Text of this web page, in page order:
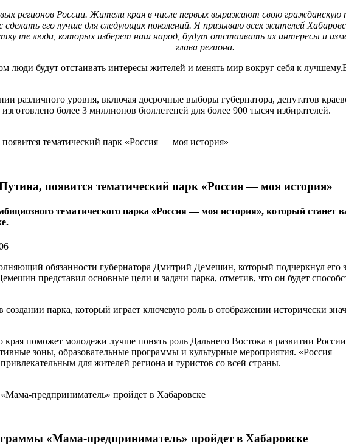
регионов России. Жители края в числе первых выражают свою гражданскую
его лучше для следующих поколений. Я призываю всех жителей
те люди, которых изберет наш народ, будут отстаивать их интересы и
глава региона.
люди будут отстаивать интересы жителей и менять мир вокруг себя к
различного уровня, включая досрочные выборы губернатора, депутатов
более 3 миллионов бюллетеней для более 900 тысяч избирателей.
появится тематический парк «Россия — моя история»
тематического парка «Россия — моя история», который
обязанности губернатора Дмитрий Демешин, который подчеркнул его
представил основные цели и задачи парка, отметив, что он будет
парка, который играет ключевую роль в отображении исторически
края поможет молодежи лучше понять роль Дальнего Востока в развитии
зоны, образовательные программы и культурные мероприятия. «Россия
для жителей региона и туристов со всей страны.
«Мама-предприниматель» пройдет в Хабаровске